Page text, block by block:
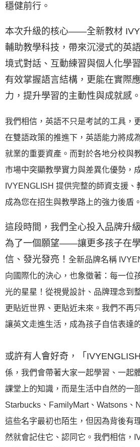
穩健前行。
本次升級的核心——全新教材
輔助教學科技，帶來沉浸式的英
境式對話、互動練習與個人化學
有效掌握語言結構，更能在實際
力，提升學習的主動性與成就感。
我們相信，英語不只是考試的工具，
在雙語政策的推進下，英語能力將成
就業的重要資產。而對於各地分校與
市場中突顯教學實力與差異化優勢，
IVYENGLISH 提供完整的師資支援、
成為您在招生與教學路上的強力後盾。
這段時間，我們全心投入品牌升
為了一個願望——讓更多孩子在
信、發光發亮！ 全新品牌名稱
向國際化的決心，也象徵著：每一位
光的星星！ 從視覺設計、品牌理念到
更貼近世界、更貼近未來。 我們不再
讓英文走進生活，成為孩子自信表達
或許有人會好奇，「
係，我們會帶著大家一起學習、一起
課堂上的知識，而是生活中自然的一
Starbucks、FamilyMart、Watsons、
這些名字最初也陌生，但因為背後有
然就會記住它、認同它。 我們相信，